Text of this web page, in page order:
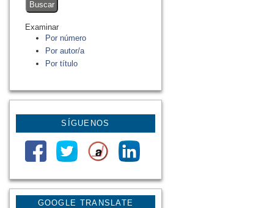
GOOGLE TRANSLATE
Examinar
Por número
Por autor/a
Por título
SÍGUENOS